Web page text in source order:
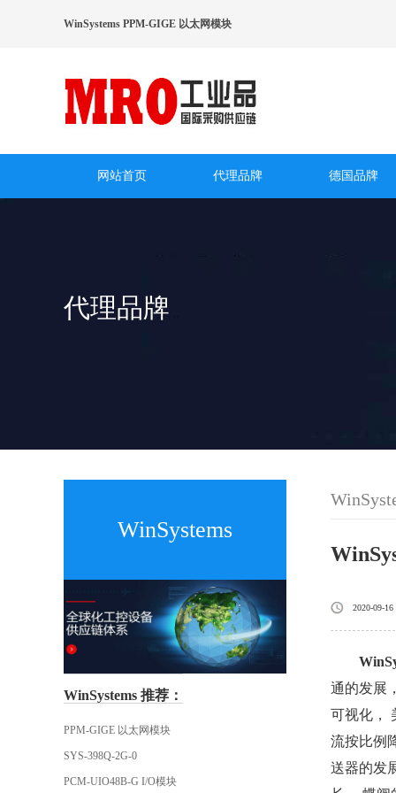
WinSystems PPM-GIGE 以太网模块
网站首页 代理品牌 德国品牌
代理品牌
WinSystems
WinSystems 推荐：
PPM-GIGE 以太网模块
SYS-398Q-2G-0
PCM-UIO48B-G I/O模块
2020-09-16
通的发展
可视化，
流按比例
送器的发